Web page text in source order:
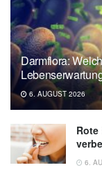
Darmflora:
6. AUGUST 2026
6.